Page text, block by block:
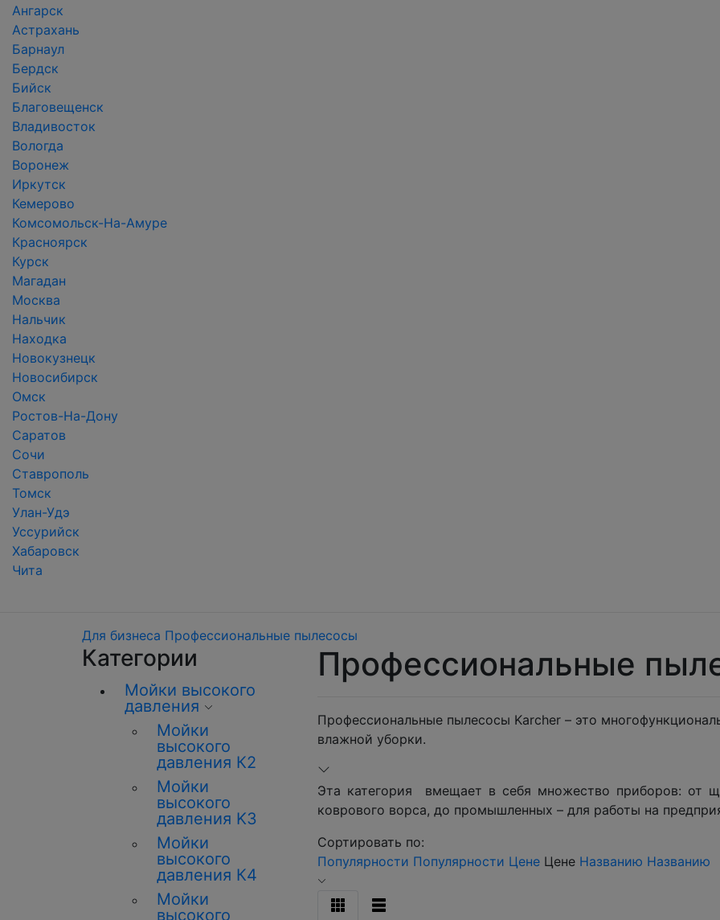
Ангарск
Астрахань
Барнаул
Бердск
Бийск
Благовещенск
Владивосток
Вологда
Воронеж
Иркутск
Кемерово
Комсомольск-На-Амуре
Красноярск
Курск
Магадан
Москва
Нальчик
Находка
Новокузнецк
Новосибирск
Омск
Ростов-На-Дону
Саратов
Сочи
Ставрополь
Томск
Улан-Удэ
Уссурийск
Хабаровск
Чита
Для бизнеса Профессиональные пылесосы
Категории
Мойки высокого
давления
Мойки
высокого
давления К2
Мойки
высокого
давления K3
Мойки
высокого
давления К4
Мойки
высокого
Профессиональные
Профессиональные пылесосы Karcher – это
влажной уборки.
Эта категория вмещает в себя множество приборов: от
коврового ворса, до промышленных – для работы на
Сортировать по:
Популярности Популярности Цене Цене Названию Названию